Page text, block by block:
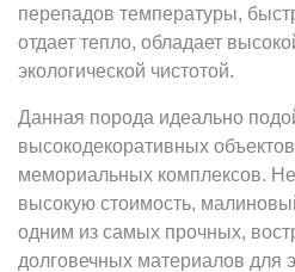
перепадов температуры,
отдает тепло, обладает
экологической чистотой.
Данная порода идеально
высокодекоративных
мемориальных комплексов.
высокую стоимость,
одним из самых прочных,
долговечных материалов для